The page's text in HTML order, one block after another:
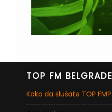
TOP FM BELGRADE
Kako da slušate TOP FM?